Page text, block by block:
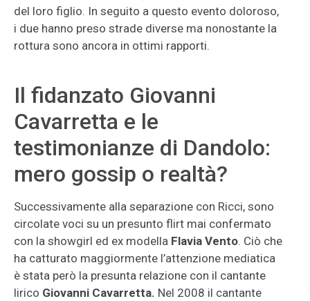
del loro figlio. In seguito a questo evento doloroso,
i due hanno preso strade diverse ma nonostante la
rottura sono ancora in ottimi rapporti.
Il fidanzato Giovanni
Cavarretta e le
testimonianze di Dandolo:
mero gossip o realtà?
Successivamente alla separazione con Ricci, sono
circolate voci su un presunto flirt mai confermato
con la showgirl ed ex modella Flavia Vento. Ciò che
ha catturato maggiormente l’attenzione mediatica
è stata però la presunta relazione con il cantante
lirico Giovanni Cavarretta. Nel 2008 il cantante